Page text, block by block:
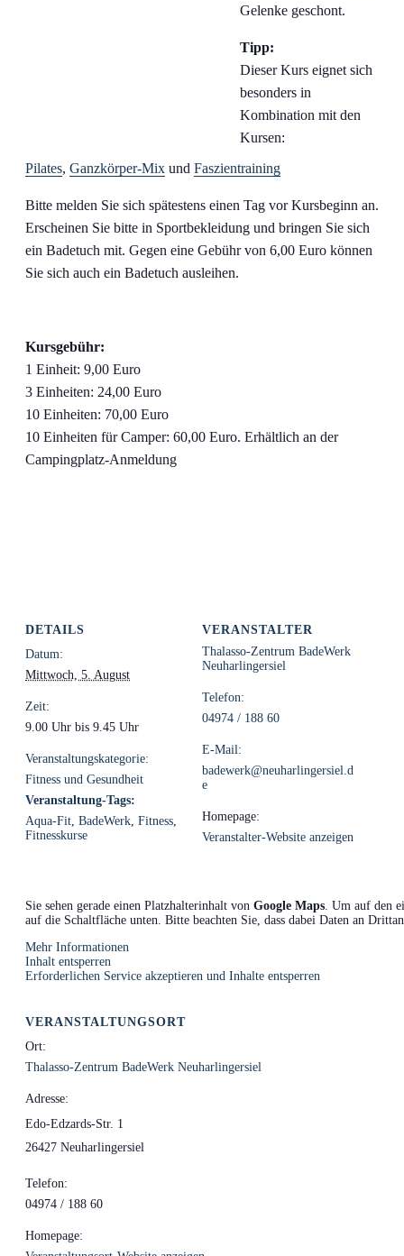
Gelenke geschont.
Tipp:
Dieser Kurs eignet sich
besonders in
Kombination mit den
Kursen:
Pilates, Ganzkörper-Mix und Faszientraining
Bitte melden Sie sich spätestens einen Tag vor Kursbeginn an.
Erscheinen Sie bitte in Sportbekleidung und bringen Sie sich
ein Badetuch mit. Gegen eine Gebühr von 6,00 Euro können
Sie sich auch ein Badetuch ausleihen.
Kursgebühr:
1 Einheit: 9,00 Euro
3 Einheiten: 24,00 Euro
10 Einheiten: 70,00 Euro
10 Einheiten für Camper: 60,00 Euro. Erhältlich an der
Campingplatz-Anmeldung
DETAILS
Datum:
Mittwoch, 5. August
Zeit:
9.00 Uhr bis 9.45 Uhr
Veranstaltungskategorie:
Fitness und Gesundheit
Veranstaltung-Tags:
Aqua-Fit BadeWerk Fitness
Fitnesskurse
VERANSTALTER
Thalasso-Zentrum BadeWerk
Neuharlingersiel
Telefon:
04974 / 188 60
E-Mail:
badewerk@neuharlingersiel.d
e
Homepage:
Veranstalter-Website anzeigen
VERANSTALTUNGSORT
Ort:
Thalasso-Zentrum BadeWerk Neuharlingersiel
Adresse:
Edo-Edzards-Str. 1
26427 Neuharlingersiel
Telefon:
04974 / 188 60
Homepage:
Sie sehen gerade einen Platzhalterinhalt von Google Maps . Um auf den
auf die Schaltfläche unten. Bitte beachten Sie, dass dabei Daten an
Mehr Informationen
Inhalt entsperren
Erforderlichen Service akzeptieren und Inhalte entsperren